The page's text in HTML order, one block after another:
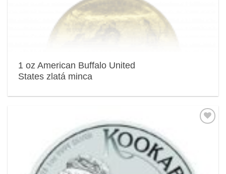
1 oz American Buffalo United
States zlatá minca